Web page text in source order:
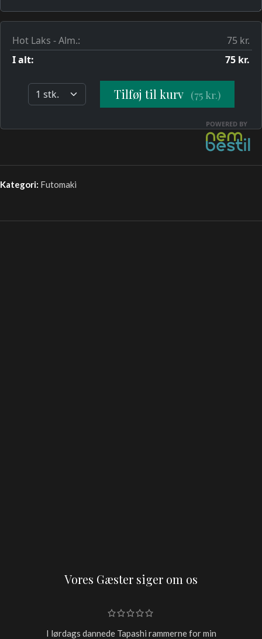
Kategori: Futomaki
Vores Gæster siger om os
I lørdags dannede Tapashi rammerne for min